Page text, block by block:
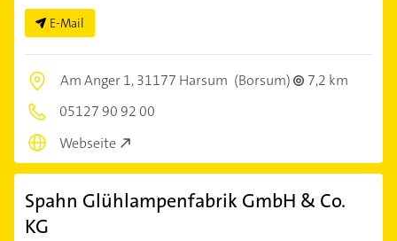
E-Mail
Am Anger 1,31177 Harsum (Borsum)
7,2 km
05127 90 92 00
Webseite
Spahn Glühlampenfabrik GmbH & Co.
KG